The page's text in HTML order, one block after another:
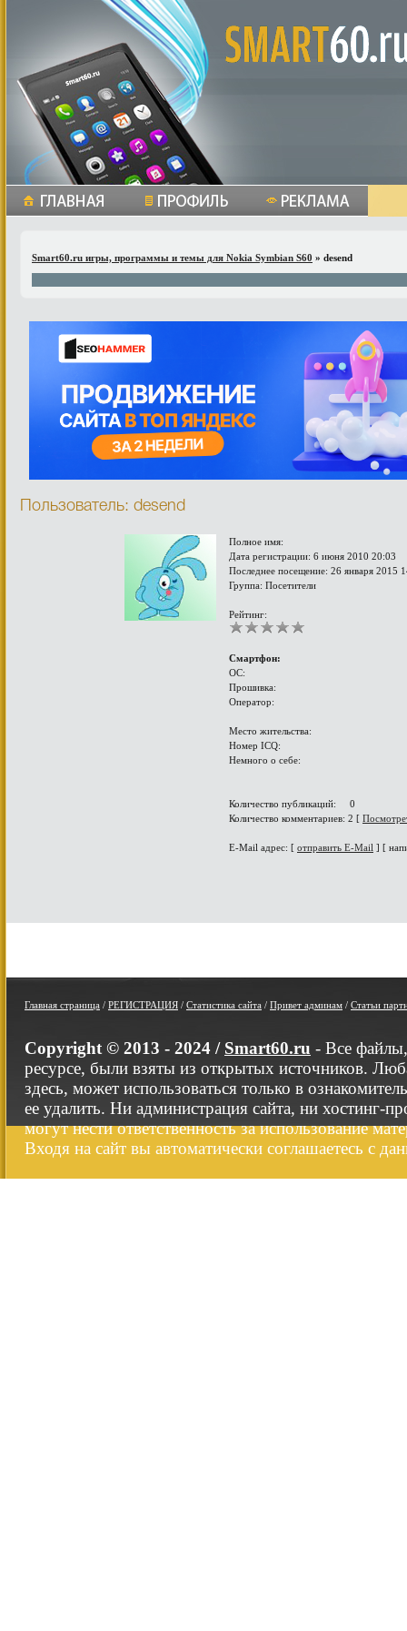
Smart60.ru игры, программы и темы для Nokia Symbian S60 » desend
Пользователь: desend
Полное имя:
Дата регистрации: 6 июня 2010 20:03
Последнее посещение: 26 января 2015
Группа: Посетители
Рейтинг:
Смартфон:
ОС:
Прошивка:
Оператор:
Место жительства:
Номер ICQ:
Немного о себе:
Количество публикаций: 0
Количество комментариев: 2 [
E-Mail адрес: [ отправить E-Mail ] [
Главная страница / РЕГИСТРАЦИЯ / Статистика сайта / Привет админам / Статьи
Copyright © 2013 - 2024 / Smart60.ru - Все
ресурсе, были взяты из открытых источников.
здесь, может использоваться только в
ее удалить. Ни администрация сайта, ни хостинг-
могут нести ответственность за использование
Входя на сайт вы автоматически соглашаетесь с